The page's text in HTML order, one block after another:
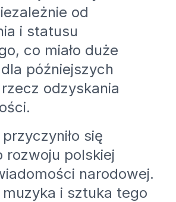
od
i statusu
co miało duże
późniejszych
rzecz odzyskania
się
rozwoju polskiej
narodowej.
i sztuka tego